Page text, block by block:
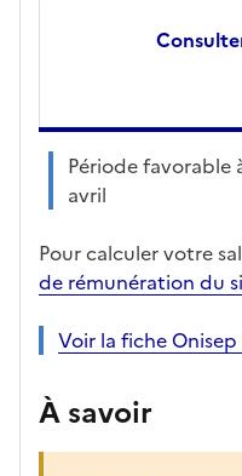
Période favorable
avril
Pour calculer votre
de rémunération du
Voir la fiche Onisep
À savoir